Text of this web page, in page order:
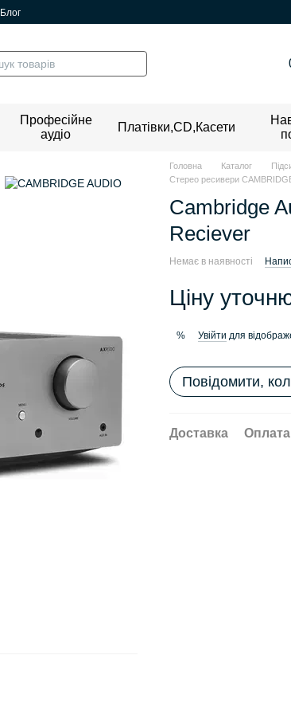
Блог
Професійне
аудіо
Платівки,CD,Касети
Головна Каталог
Стерео ресивери
Cambridge
Reciever
Немає в наявності
Ціну
% Увійти для
Повідомити,
Доставка Оплата